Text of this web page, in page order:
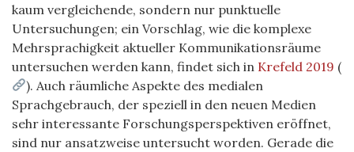
kaum vergleichende, sondern nur punktuelle
Untersuchungen; ein Vorschlag, wie die komplexe
Mehrsprachigkeit aktueller Kommunikationsräume
untersuchen werden kann, findet sich in Krefeld 2019 (
). Auch räumliche Aspekte des medialen
Sprachgebrauch, der speziell in den neuen Medien
sehr interessante Forschungsperspektiven eröffnet,
sind nur ansatzweise untersucht worden. Gerade die